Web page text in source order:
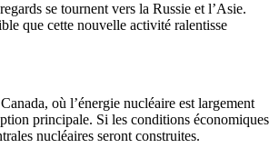
se tournent vers la Russie et l’Asie.
que cette nouvelle activité ralentisse
où l’énergie nucléaire est largement
principale. Si les conditions économiques
nucléaires seront construites.